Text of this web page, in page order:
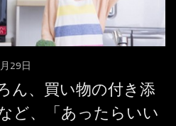
29日
ん、買い物の付き添
ど、「あったらいい